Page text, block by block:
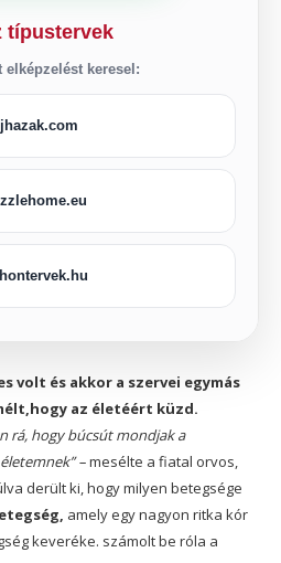
típustervek
elképzelést keresel:
volt és akkor a szervei egymás
az életéért küzd.
rá, hogy búcsút mondjak a
–mesélte a fiatal orvos,
derült ki, hogy milyen betegsége
amely egy nagyon ritka kór
keveréke. számolt be róla a